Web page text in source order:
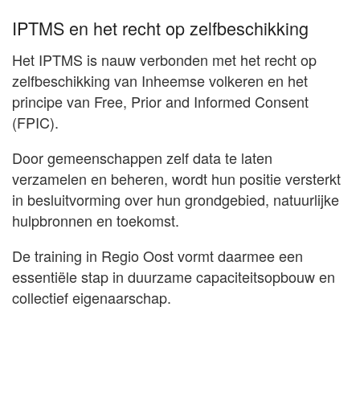
IPTMS en het recht op zelfbeschikking
Het IPTMS is nauw verbonden met het recht op
zelfbeschikking van Inheemse volkeren en het
principe van Free, Prior and Informed Consent
(FPIC).
Door gemeenschappen zelf data te laten
verzamelen en beheren, wordt hun positie versterkt
in besluitvorming over hun grondgebied, natuurlijke
hulpbronnen en toekomst.
De training in Regio Oost vormt daarmee een
essentiële stap in duurzame capaciteitsopbouw en
collectief eigenaarschap.